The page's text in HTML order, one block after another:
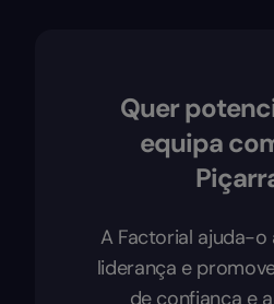
Quer
equipa
A Factorial ajuda-
liderança e
de confiança e